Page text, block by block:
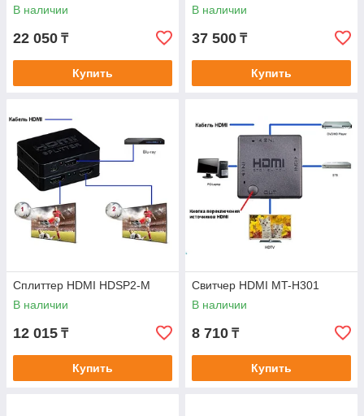
В наличии
22 050 ₸
Купить
В наличии
37 500 ₸
Купить
Сплиттер HDMI HDSP2-M
В наличии
12 015 ₸
Купить
Свитчер HDMI MT-H301
В наличии
8 710 ₸
Купить